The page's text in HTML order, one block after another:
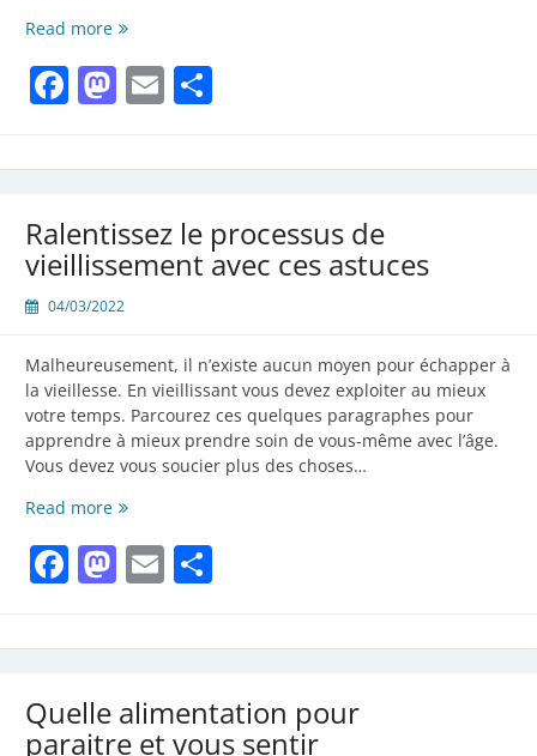
Read moreRestez
avec
le
Facebook
Mastodon
Email
Ralentissez le processus de
vieillissement avec ces astuces
04/03/2022
Malheureusement, il n’existe aucun moyen pour échapper à
la vieillesse. En vieillissant vous devez exploiter au mieux
votre temps. Parcourez ces quelques paragraphes pour
apprendre à mieux prendre soin de vous-même avec l’âge.
Vous devez vous soucier plus des choses…
Read moreRalentissez
processus
de
Facebook
Mastodon
Email
Quelle alimentation pour
paraitre et vous sentir